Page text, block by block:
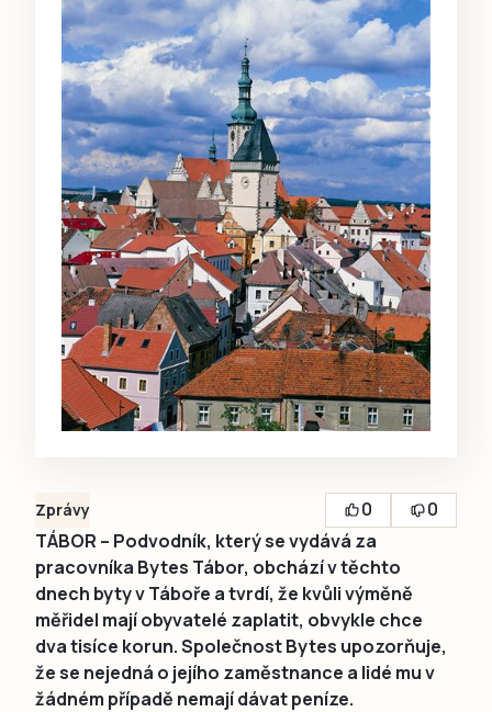
Zprávy 0
0
TÁBOR – Podvodník, který se vydává za
pracovníka Bytes Tábor, obchází v těchto
dnech byty v Táboře a tvrdí, že kvůli výměně
měřidel mají obyvatelé zaplatit, obvykle chce
dva tisíce korun. Společnost Bytes upozorňuje,
že se nejedná o jejího zaměstnance a lidé mu v
žádném případě nemají dávat peníze.